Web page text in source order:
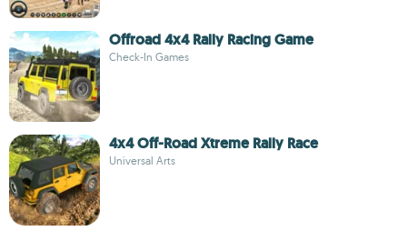
Offroad 4x4 Rally Racing Game
Check-In Games
4x4 Off-Road Xtreme Rally Race
Universal Arts